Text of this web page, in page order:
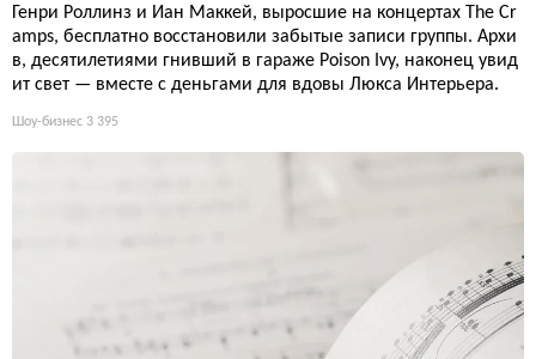
Генри Роллинз и Иан Маккей, выросшие на концертах The Cr
amps, бесплатно восстановили забытые записи группы. Архи
в, десятилетиями гнивший в гараже Poison Ivy, наконец увид
ит свет — вместе с деньгами для вдовы Люкса Интерьера.
Шоу-бизнес 3 395